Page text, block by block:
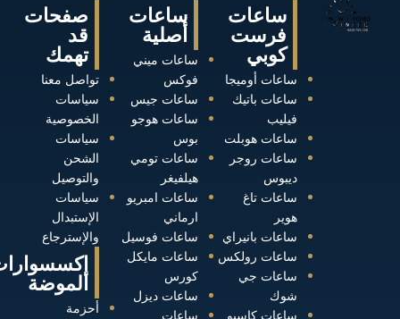
صفحات
قد
تهمك
تواصل معنا
سياسات
الخصوصية
سياسات
الشحن
والتوصيل
سياسات
الإستبدال
والإسترجاع
الموضة
أحزمة
ساعات
أصلية
ساعات ميني
فوكس
ساعات جيس
ساعات هوجو
بوس
ساعات تومي
هيلفيغر
ساعات امبريو
ارماني
ساعات فوسيل
ساعات مايكل
كورس
ساعات ديزل
ساعات
ساعات
فرست
كوبي
ساعات أوميجا
ساعات باتيك
فيليب
ساعات هوبلت
ساعات روجر
ديبوس
ساعات تاغ
هوير
ساعات بانيراي
ساعات رولكس
ساعات جي
شوك
ساعات كاسيو